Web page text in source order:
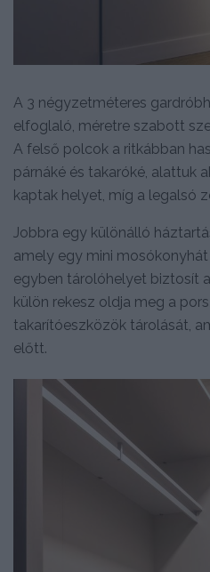
A 3 négyzetméteres
elfoglaló, méretre szabott
A felső polcok a ritkábban
párnáké és takaróké, alattuk
kaptak helyet, míg a legalsó
Jobbra egy különálló
amely egy mini
egyben tárolóhelyet biztosít
külön rekesz oldja meg a
takarítóeszközök tárolását,
előtt.